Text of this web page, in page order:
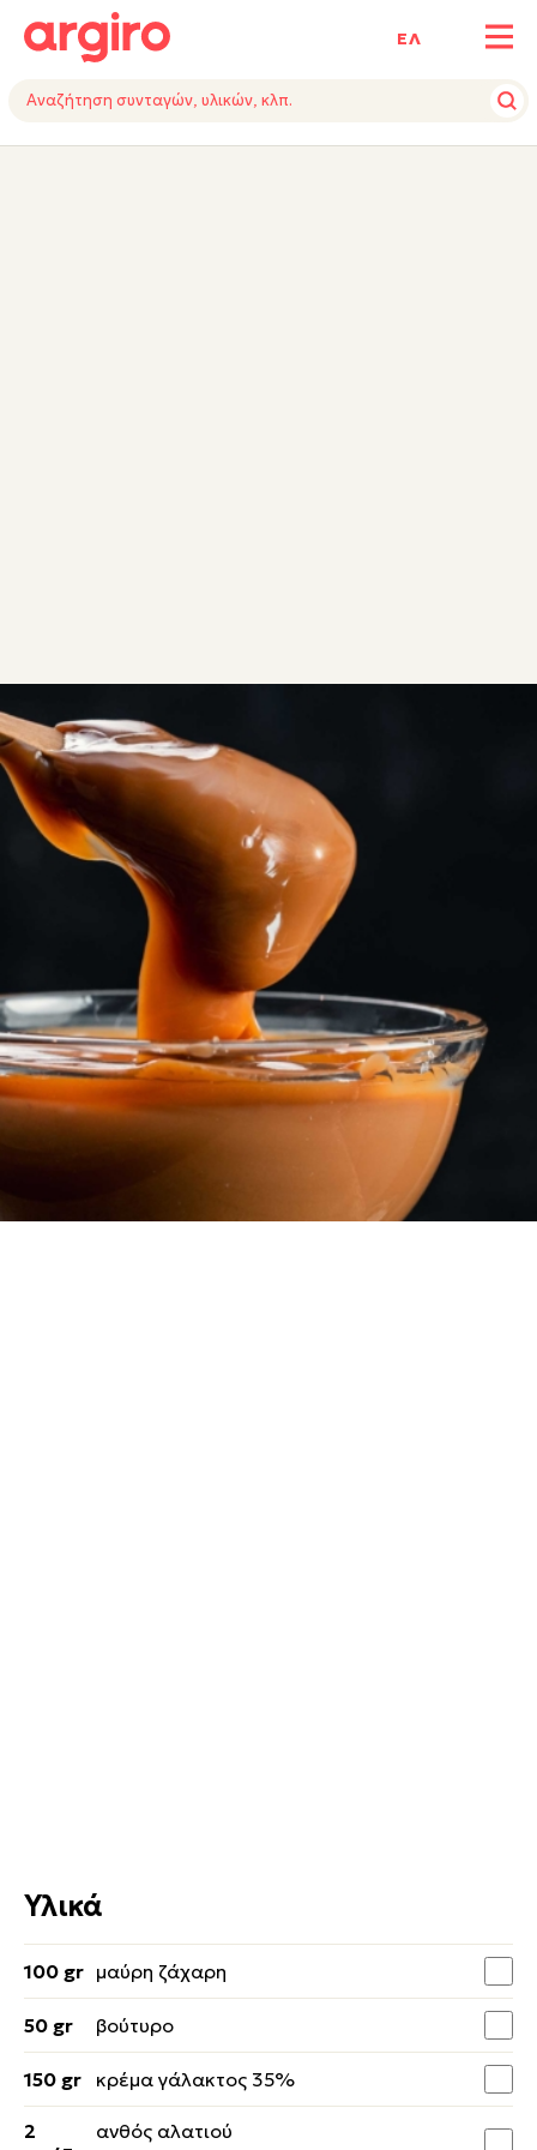
ΕΛ
ΥΛΙΚΑΕΚΤΕΛΕΣΗΕΞΟΠΛΙΣΜΟΣ
ΣΥΝΤΑΓΕΣ ΓΛΥΚΑ
Αλατισμένη καραμέλα
Η απόλυτη σάλτσα με αλατισμένη καραμέλα για να
γαρνίρουμε κέικ, βάφλες, κρέπες, γλυκά και παγωτά.
Εύκολη
7 λεπτά
Υλικά
100 gr μαύρη ζάχαρη
50 gr βούτυρο
150 gr κρέμα γάλακτος 35%
2
ανθός αλατιού